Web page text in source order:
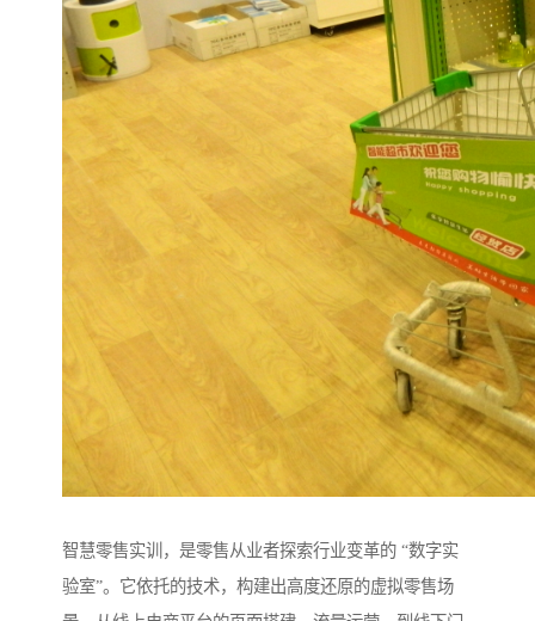
智慧零售实训，是零售从业者探索行业变革的 “数字实
验室”。它依托的技术，构建出高度还原的虚拟零售场